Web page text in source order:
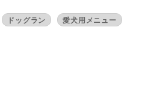
ドッグラン 愛犬用メニュー